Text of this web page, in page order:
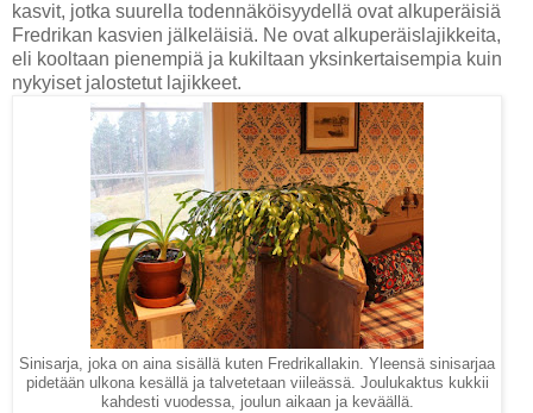
kasvit, jotka suurella todennäköisyydellä ovat alkuperäisiä
Fredrikan kasvien jälkeläisiä. Ne ovat alkuperäislajikkeita,
eli kooltaan pienempiä ja kukiltaan yksinkertaisempia kuin
nykyiset jalostetut lajikkeet.
Sinisarja, joka on aina sisällä kuten Fredrikallakin. Yleensä sinisarjaa
pidetään ulkona kesällä ja talvetetaan viileässä. Joulukaktus kukkii
kahdesti vuodessa, joulun aikaan ja keväällä.